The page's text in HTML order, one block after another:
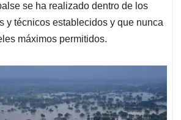
se ha realizado dentro de los
y técnicos establecidos y que nunca
máximos permitidos.